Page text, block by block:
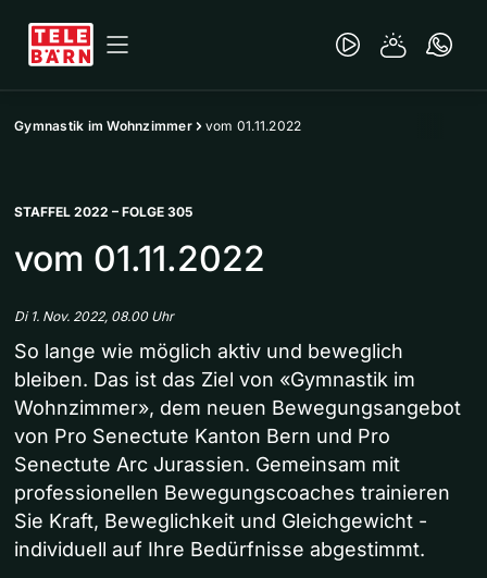
Gymnastik im Wohnzimmer vom 01.11.2022
STAFFEL 2022 – FOLGE 305
vom 01.11.2022
Di 1. Nov. 2022, 08.00 Uhr
So lange wie möglich aktiv und beweglich
bleiben. Das ist das Ziel von «Gymnastik im
Wohnzimmer», dem neuen Bewegungsangebot
von Pro Senectute Kanton Bern und Pro
Senectute Arc Jurassien. Gemeinsam mit
professionellen Bewegungscoaches trainieren
Sie Kraft, Beweglichkeit und Gleichgewicht -
individuell auf Ihre Bedürfnisse abgestimmt.